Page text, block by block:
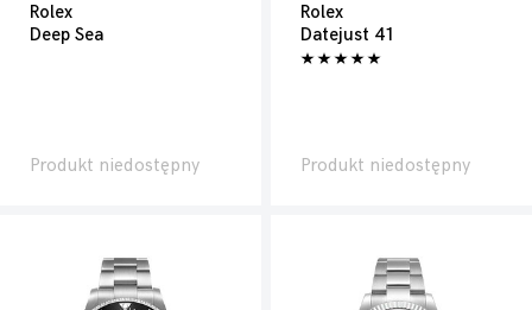
Rolex
Deep Sea
Produkt niedostępny
Rolex
Datejust 41
Produkt niedostępny